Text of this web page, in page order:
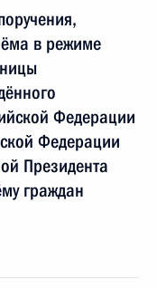
в режиме
Федерации
Федерации
Президента
граждан